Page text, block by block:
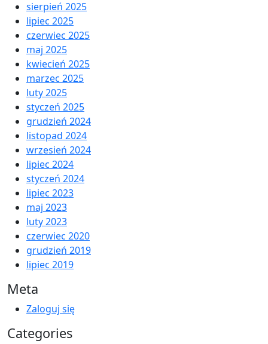
sierpień 2025
lipiec 2025
czerwiec 2025
maj 2025
kwiecień 2025
marzec 2025
luty 2025
styczeń 2025
grudzień 2024
listopad 2024
wrzesień 2024
lipiec 2024
styczeń 2024
lipiec 2023
maj 2023
luty 2023
czerwiec 2020
grudzień 2019
lipiec 2019
Meta
Zaloguj się
Categories